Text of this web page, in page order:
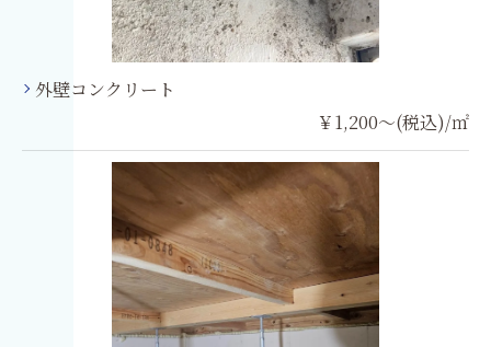
外壁コンクリート
￥1,200～(税込)/㎡